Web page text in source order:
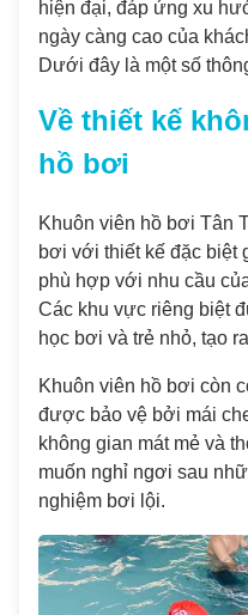
hiện đại, đáp ứng xu
ngày càng cao của
Dưới đây là một số
Về thiết kế
hồ bơi
Khuôn viên hồ bơi Tân
bơi với thiết kế đặc biệt
phù hợp với nhu cầu
Các khu vực riêng biệt
học bơi và trẻ nhỏ, tạo
Khuôn viên hồ bơi còn
được bảo vệ bởi mái
không gian mát mẻ và
muốn nghỉ ngơi sau
nghiệm bơi lội.